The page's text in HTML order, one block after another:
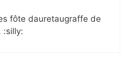
fôte dauretaugraffe de
:silly: